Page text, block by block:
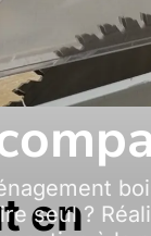
seul ?
en